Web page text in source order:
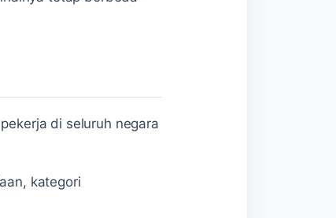
di seluruh negara
kategori